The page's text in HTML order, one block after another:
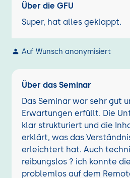
Über die GFU
Super, hat alles geklappt.
Auf Wunsch anonymisiert
Über das Seminar
Das Seminar war sehr gut
Erwartungen erfüllt. Die
klar strukturiert und die
erklärt, was das
erleichtert hat. Auch
reibungslos ? ich konnte
problemlos auf dem